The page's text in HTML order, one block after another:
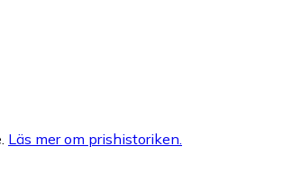
Läs mer om prishistoriken.